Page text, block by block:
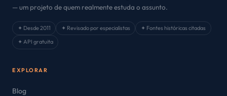
— um projeto de quem realmente estuda o assunto.
✦ Desde 2011 ✦ Revisado por especialistas
✦ Fontes históricas citadas
✦ API gratuita
EXPLORAR
Blog